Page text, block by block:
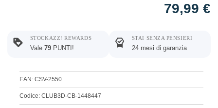
79,99 €
STOCKAZZ! REWARDS
Vale 79 PUNTI!
STAI SENZA PENSIERI
24 mesi di garanzia
EAN: CSV-2550
Codice: CLUB3D-CB-1448447